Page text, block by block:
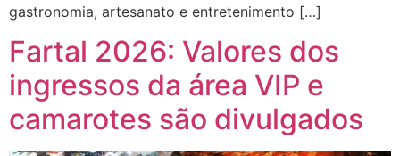
gastronomia, artesanato e entretenimento […]
Fartal 2026: Valores dos
ingressos da área VIP e
camarotes são divulgados